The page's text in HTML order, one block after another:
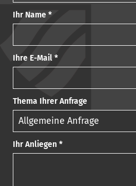
Ihr Name *
Ihre E-Mail *
Thema Ihrer Anfrage
Ihr Anliegen *